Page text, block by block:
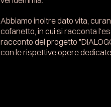
Abbiamo inoltre dato vita,
cofanetto, in cui si racconta
racconto del progetto
con le rispettive opere